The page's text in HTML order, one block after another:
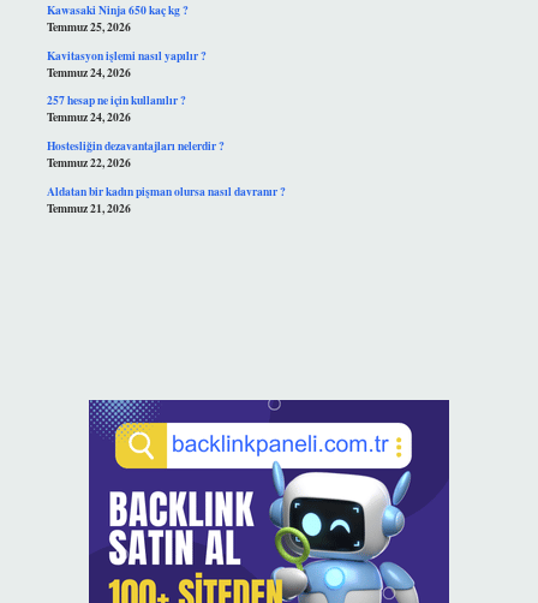
Kawasaki Ninja 650 kaç kg ?
Temmuz 25, 2026
Kavitasyon işlemi nasıl yapılır ?
Temmuz 24, 2026
257 hesap ne için kullanılır ?
Temmuz 24, 2026
Hostesliğin dezavantajları nelerdir ?
Temmuz 22, 2026
Aldatan bir kadın pişman olursa nasıl davranır ?
Temmuz 21, 2026